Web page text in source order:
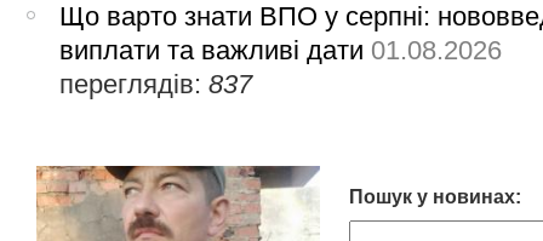
Що варто знати ВПО у серпні:
виплати та важливі дати 01.08.2026
переглядів:837
Пошук у новинах: